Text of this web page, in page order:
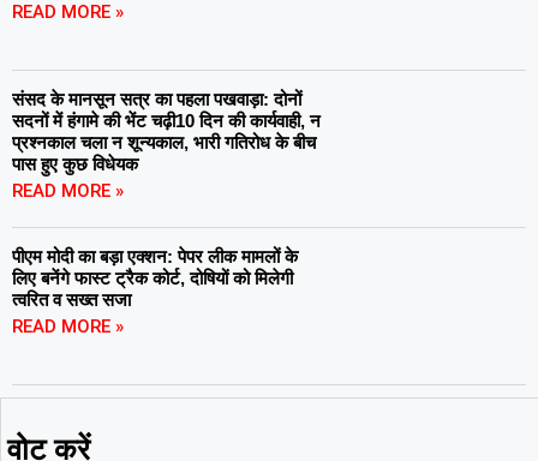
READ MORE »
संसद के मानसून सत्र का पहला पखवाड़ा: दोनों
सदनों में हंगामे की भेंट चढ़ी10 दिन की कार्यवाही, न
प्रश्नकाल चला न शून्यकाल, भारी गतिरोध के बीच
पास हुए कुछ विधेयक
READ MORE »
पीएम मोदी का बड़ा एक्शन: पेपर लीक मामलों के
लिए बनेंगे फास्ट ट्रैक कोर्ट, दोषियों को मिलेगी
त्वरित व सख्त सजा
READ MORE »
वोट करें